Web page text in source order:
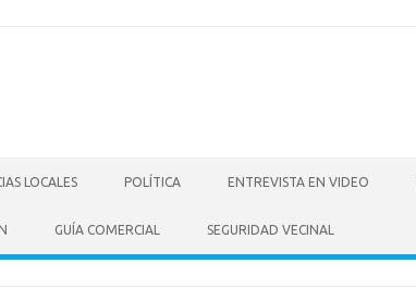
LOCALES POLÍTICA ENTREVISTA EN VIDEO
GUÍA COMERCIAL SEGURIDAD VECINAL